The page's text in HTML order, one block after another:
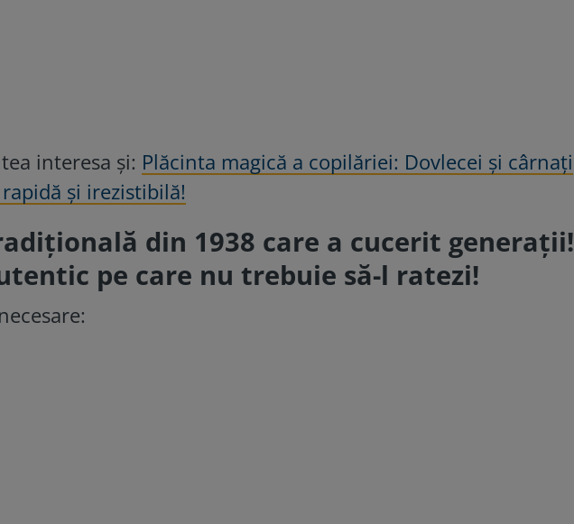
interesa și: Plăcinta magică a copilăriei: Dovlecei și cârnați
și irezistibilă!
din 1938 care a cucerit generații!
pe care nu trebuie să-l ratezi!